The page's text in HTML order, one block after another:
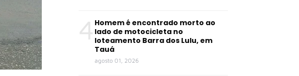
4 Homem é encontrado morto ao
lado de motocicleta no
loteamento Barra dos Lulu, em
Tauá
agosto 01, 2026